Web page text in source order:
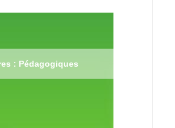
: Pédagogiques